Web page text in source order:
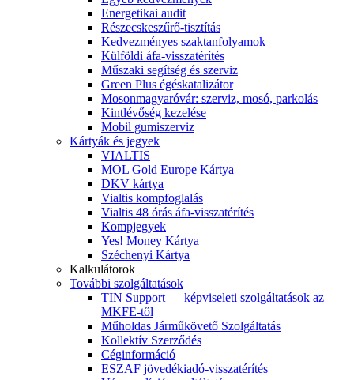
Energetikai audit
Részecskeszűrő-tisztítás
Kedvezményes szaktanfolyamok
Külföldi áfa-visszatérítés
Műszaki segítség és szerviz
Green Plus égéskatalizátor
Mosonmagyaróvár: szerviz, mosó, parkolás
Kintlévőség kezelése
Mobil gumiszerviz
Kártyák és jegyek
VIALTIS
MOL Gold Europe Kártya
DKV kártya
Vialtis kompfoglalás
Vialtis 48 órás áfa-visszatérítés
Kompjegyek
Yes! Money Kártya
Széchenyi Kártya
Kalkulátorok
További szolgáltatások
TIN Support — képviseleti szolgáltatások az
MKFE-től
Műholdas Járműkövető Szolgáltatás
Kollektív Szerződés
Céginformáció
ESZAF jövedékiadó-visszatérítés